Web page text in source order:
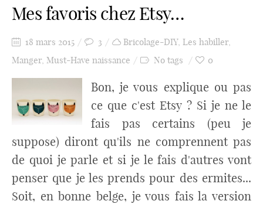
Mes favoris chez Etsy…
18 mars 2015 3 Bricolage-DIY, Les habiller,
Manger, Must-Have naissance No tags 0
Bon, je vous explique ou pas
ce que c'est Etsy ? Si je ne le
fais pas certains (peu je
suppose) diront qu'ils ne comprennent pas
de quoi je parle et si je le fais d'autres vont
penser que je les prends pour des ermites...
Soit, en bonne belge, je vous fais la version